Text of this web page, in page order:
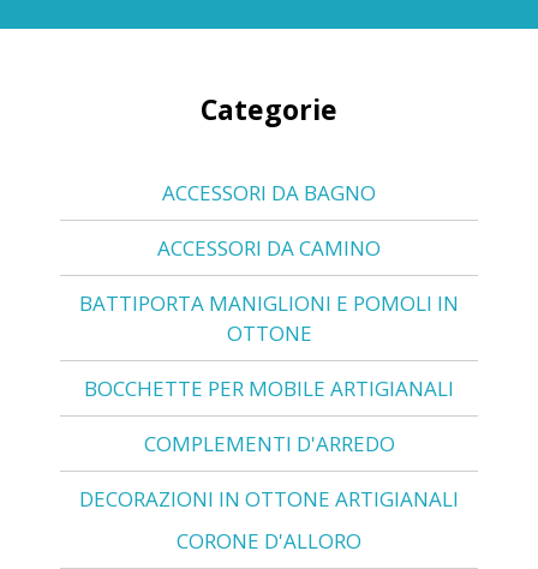
Categorie
ACCESSORI DA BAGNO
ACCESSORI DA CAMINO
BATTIPORTA MANIGLIONI E POMOLI IN
OTTONE
BOCCHETTE PER MOBILE ARTIGIANALI
COMPLEMENTI D'ARREDO
DECORAZIONI IN OTTONE ARTIGIANALI
CORONE D'ALLORO